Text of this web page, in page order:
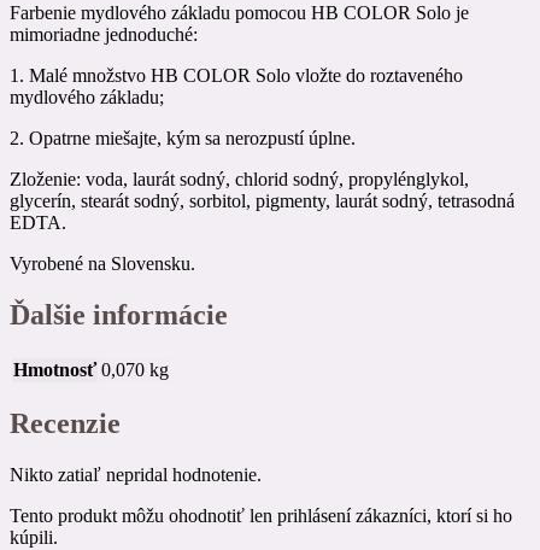
Farbenie mydlového základu pomocou HB COLOR Solo je
mimoriadne jednoduché:
1. Malé množstvo HB COLOR Solo vložte do roztaveného
mydlového základu;
2. Opatrne miešajte, kým sa nerozpustí úplne.
Zloženie: voda, laurát sodný, chlorid sodný, propylénglykol,
glycerín, stearát sodný, sorbitol, pigmenty, laurát sodný, tetrasodná
EDTA.
Vyrobené na Slovensku.
Ďalšie informácie
Hmotnosť 0,070 kg
Recenzie
Nikto zatiaľ nepridal hodnotenie.
Tento produkt môžu ohodnotiť len prihlásení zákazníci, ktorí si ho
kúpili.